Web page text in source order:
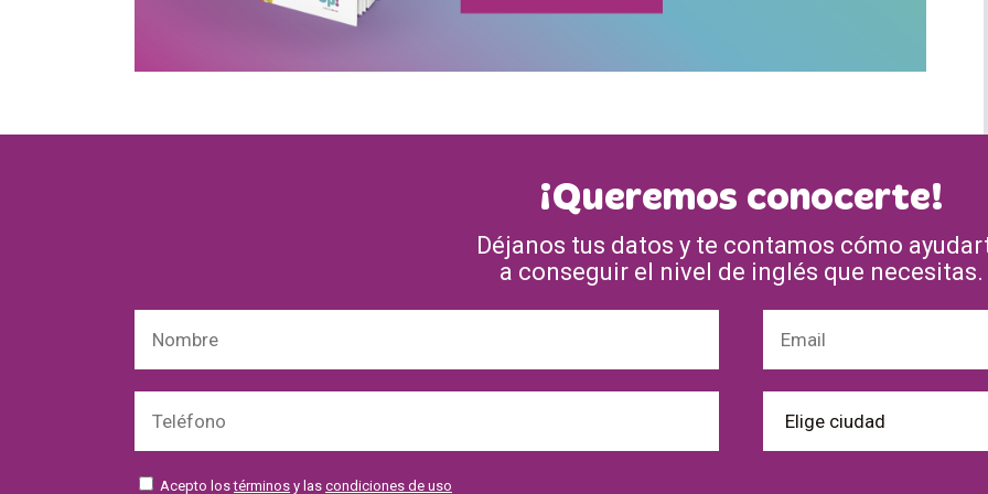
¡Queremos conocerte!
Déjanos tus datos y te contamos cómo
a conseguir el nivel de inglés que necesitas.
Acepto lostérminos y las condiciones de uso